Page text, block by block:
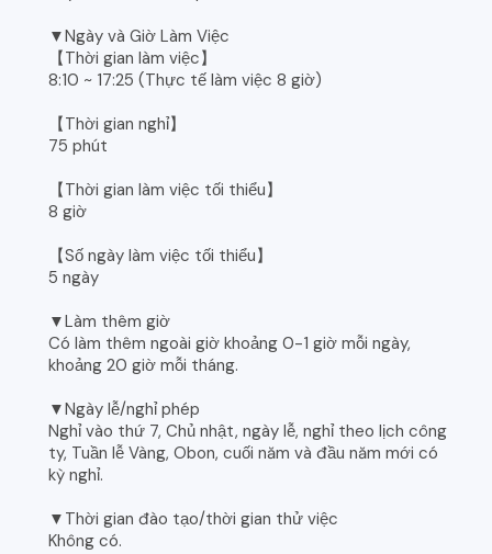
▼Ngày và Giờ Làm Việc
【Thời gian làm việc】
8:10 ~ 17:25 (Thực tế làm việc 8 giờ)
【Thời gian nghỉ】
75 phút
【Thời gian làm việc tối thiểu】
8 giờ
【Số ngày làm việc tối thiểu】
5 ngày
▼Làm thêm giờ
Có làm thêm ngoài giờ khoảng 0-1 giờ mỗi ngày,
khoảng 20 giờ mỗi tháng.
▼Ngày lễ/nghỉ phép
Nghỉ vào thứ 7, Chủ nhật, ngày lễ, nghỉ theo lịch công
ty, Tuần lễ Vàng, Obon, cuối năm và đầu năm mới có
kỳ nghỉ.
▼Thời gian đào tạo/thời gian thử việc
Không có.